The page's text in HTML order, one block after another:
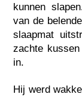
kunnen
van de
slaapmat
zachte
in.
Hij werd